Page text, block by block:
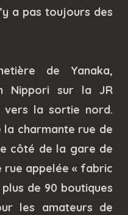
a pas toujours des
de Yanaka,
Nippori sur la JR
vers la sortie nord.
charmante rue de
côté de la gare de
rue appelée « fabric
de 90 boutiques
les amateurs de